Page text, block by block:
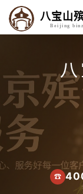
八宝山
Beijing
☎